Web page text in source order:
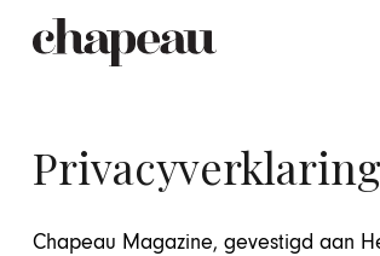
Privacyverklaring
Chapeau Magazine, gevestigd aan